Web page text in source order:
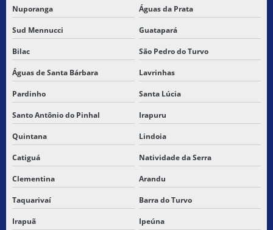
Nuporanga Águas da Prata
Sud Mennucci Guatapará
Bilac São Pedro do Turvo
Águas de Santa Bárbara Lavrinhas
Pardinho Santa Lúcia
Santo Antônio do Pinhal Irapuru
Quintana Lindoia
Catiguá Natividade da Serra
Clementina Arandu
Taquarivaí Barra do Turvo
Irapuã Ipeúna